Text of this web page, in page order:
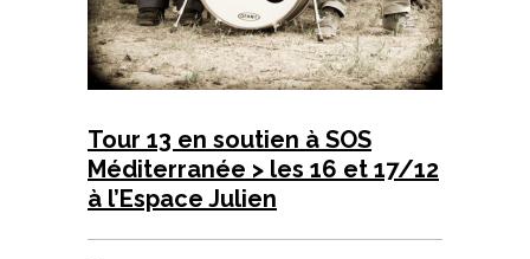
Tour 13 en soutien à SOS
Méditerranée > les 16 et 17/12
à l’Espace Julien